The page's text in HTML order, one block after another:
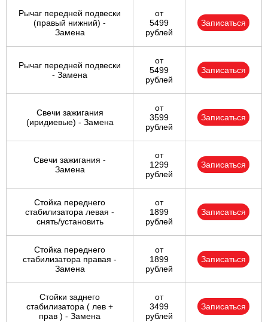
Рычаг передней подвески
(правый нижний) -
Замена
от
5499
рублей
Записаться
Рычаг передней подвески
- Замена
от
5499
рублей
Записаться
Свечи зажигания
(иридиевые) - Замена
от
3599
рублей
Записаться
Свечи зажигания -
Замена
от
1299
рублей
Записаться
Стойка переднего
стабилизатора левая -
снять/установить
от
1899
рублей
Записаться
Стойка переднего
стабилизатора правая -
Замена
от
1899
рублей
Записаться
Стойки заднего
стабилизатора ( лев +
прав ) - Замена
от
3499
рублей
Записаться